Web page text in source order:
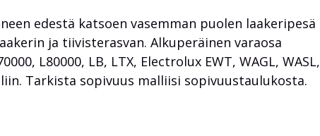
edestä katsoen vasemman puolen laakeripesä
ja tiivisterasvan. Alkuperäinen varaosa
L80000, LB, LTX, Electrolux EWT, WAGL, WASL,
Tarkista sopivuus malliisi sopivuustaulukosta.